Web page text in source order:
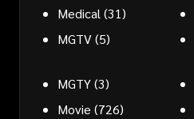
Medical (31)
MGTV(5)
MGTY(3)
Movie (726)